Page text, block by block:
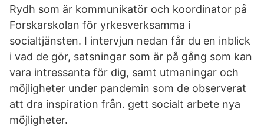
Rydh som är kommunikatör och koordinator på
Forskarskolan för yrkesverksamma i
socialtjänsten. I intervjun nedan får du en inblick
i vad de gör, satsningar som är på gång som kan
vara intressanta för dig, samt utmaningar och
möjligheter under pandemin som de observerat
att dra inspiration från. gett socialt arbete nya
möjligheter.